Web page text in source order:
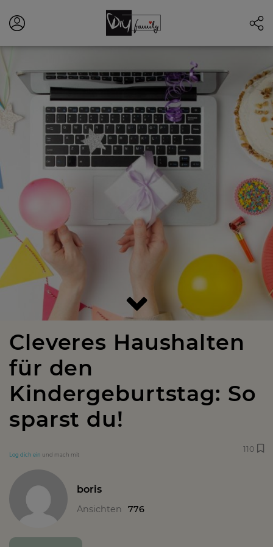
Cleveres Haushalten
für den
Kindergeburtstag: So
sparst du!
Log dich ein und mach mit
110
boris
Ansichten 776